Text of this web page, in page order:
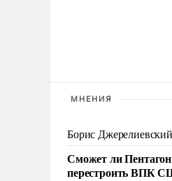
МНЕНИЯ
Борис Джерелиевский
Сможет ли Пентагон
перестроить ВПК